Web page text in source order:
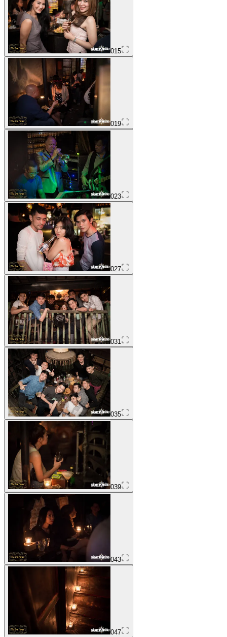
015
019
023
027
031
035
039
043
047